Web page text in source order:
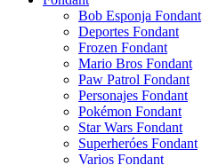
Bob Esponja Fondant
Deportes Fondant
Frozen Fondant
Mario Bros Fondant
Paw Patrol Fondant
Personajes Fondant
Pokémon Fondant
Star Wars Fondant
Superheróes Fondant
Varios Fondant